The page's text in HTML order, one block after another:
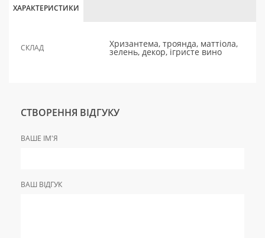
ХАРАКТЕРИСТИКИ
СКЛАД Хризантема, троянда, маттіола,
зелень, декор, ігристе вино
СТВОРЕННЯ ВІДГУКУ
ВАШЕ ІМ'Я
ВАШ ВІДГУК